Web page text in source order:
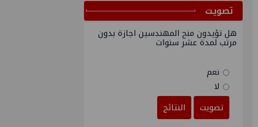
ﺗﺼﻮﻳﺖ
هل تؤيدون منح المهندسين اجازة بدون
مرتب لمدة عشر سنوات
نعم
لا
تصويت
النتائج